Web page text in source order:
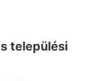
települési